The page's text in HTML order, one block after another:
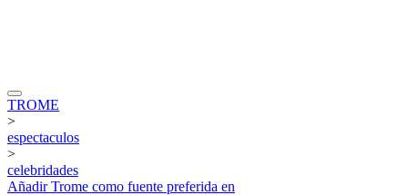
TROME
>
espectaculos
>
celebridades
AñadirTrome como fuente preferida en